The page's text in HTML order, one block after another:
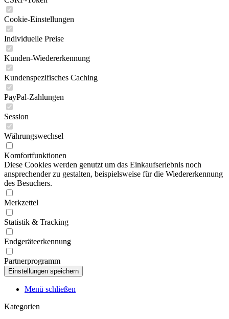
Cookie-Einstellungen
Individuelle Preise
Kunden-Wiedererkennung
Kundenspezifisches Caching
PayPal-Zahlungen
Session
Währungswechsel
Komfortfunktionen
Diese Cookies werden genutzt um das Einkaufserlebnis noch
ansprechender zu gestalten, beispielsweise für die Wiedererkennung
des Besuchers.
Merkzettel
Statistik & Tracking
Endgeräteerkennung
Partnerprogramm
Menü schließen
Kategorien